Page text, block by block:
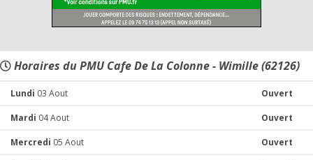
Horaires du PMU Cafe De La Colonne - Wimille (62126)
Lundi 03 Aout Ouvert
Mardi 04 Aout Ouvert
Mercredi 05 Aout Ouvert